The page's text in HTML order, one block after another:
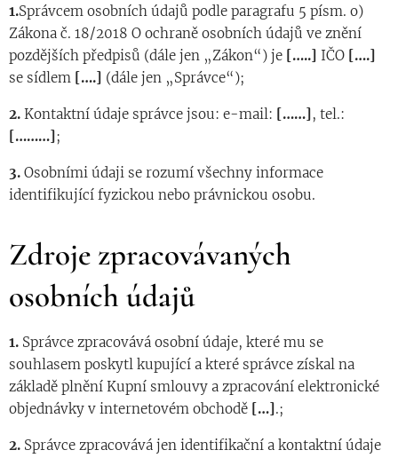
1.Správcem osobních údajů podle paragrafu 5 písm. o)
Zákona č. 18/2018 O ochraně osobních údajů ve znění
pozdějších předpisů (dále jen „Zákon“) je […..] IČO [….]
se sídlem [….] (dále jen „Správce“);
2. Kontaktní údaje správce jsou: e-mail: [……], tel.:
[………];
3. Osobními údaji se rozumí všechny informace
identifikující fyzickou nebo právnickou osobu.
Zdroje zpracovávaných
osobních údajů
1. Správce zpracovává osobní údaje, které mu se
souhlasem poskytl kupující a které správce získal na
základě plnění Kupní smlouvy a zpracování elektronické
objednávky v internetovém obchodě […].;
2. Správce zpracovává jen identifikační a kontaktní údaje